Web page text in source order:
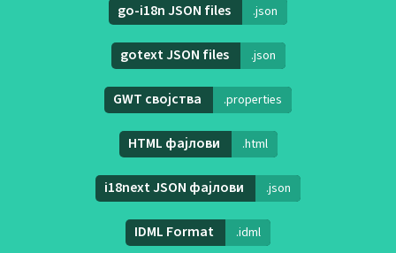
go-i18n JSON files .json
gotext JSON files .json
GWT својства .properties
HTML фајлови .html
i18next JSON фајлови .json
IDML Format .idml